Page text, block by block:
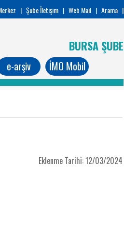
| Şube İletişim | Web Mail | Arama |
BURSA ŞUBE
e-arşiv İMO Mobil
Eklenme Tarihi: 12/03/2024